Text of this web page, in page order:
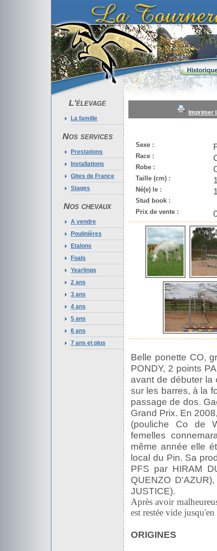
L'élevage
La famille
Nos services
Prestations
Installations
Gites de France
Stages
Nos chevaux
A vendre
Poulinières
Etalons
Foals
Yearlings
2 ans
3 ans
4 ans
5 ans
6 ans
7 ans et plus
Imprimer
Sexe :
Race :
Robe :
Taille (cm) :
Né(e) le :
Stud book :
Prix de vente :
Belle ponette CO,
PONDY, 2 points
avant de débuter la
sur les barres, à la
passage de dos.
Grand Prix. En
(pouliche Co de
femelles
même année elle
local du Pin. Sa
PFS par HIRAM
QUENZO
JUSTICE).
Après avoir
est restée vide
ORIGINES